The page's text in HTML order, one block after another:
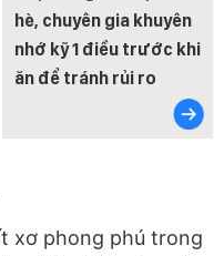
hè, chuyên gia khuyên
nhớ kỹ 1 điều trước khi
ăn để tránh rủi ro
xơ phong phú trong